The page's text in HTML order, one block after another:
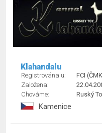
Klahandalu
Registrována u:
FCI
Založena:
Chováme:
Ruský
Kamenice